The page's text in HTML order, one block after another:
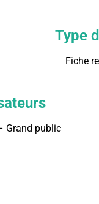
Type
Fiche
Grand public